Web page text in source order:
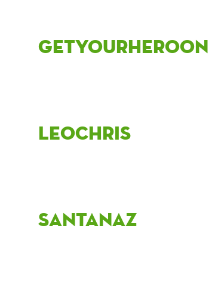
getyourheroon
LeoChris
santanaz